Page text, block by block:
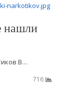
нашли
В…
716